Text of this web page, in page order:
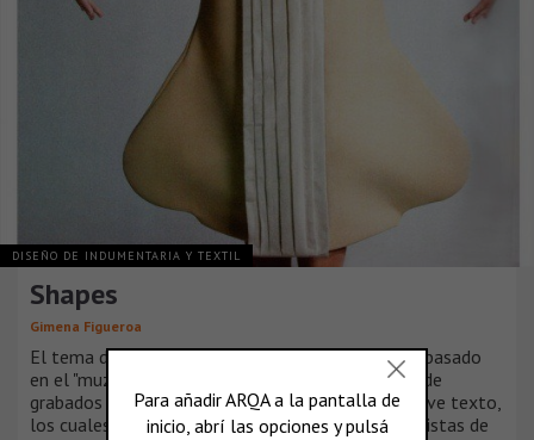
DISEÑO DE INDUMENTARIA Y TEXTIL
Shapes
Gimena Figueroa
El tema de la colección se llama: “shapes” y está basado
en el "muzan e", el cual era un subgénero japonés de
grabados a color que iban acompañados de un breve texto,
los cuales ilustraban las noticias más sensacionalistas de